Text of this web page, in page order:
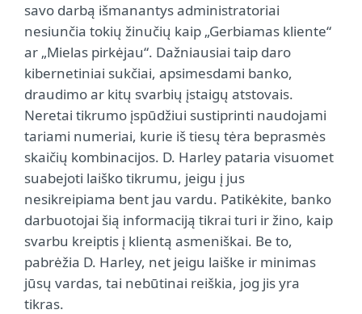
savo darbą išmanantys administratoriai
nesiunčia tokių žinučių kaip „Gerbiamas kliente“
ar „Mielas pirkėjau“. Dažniausiai taip daro
kibernetiniai sukčiai, apsimesdami banko,
draudimo ar kitų svarbių įstaigų atstovais.
Neretai tikrumo įspūdžiui sustiprinti naudojami
tariami numeriai, kurie iš tiesų tėra beprasmės
skaičių kombinacijos. D. Harley pataria visuomet
suabejoti laiško tikrumu, jeigu į jus
nesikreipiama bent jau vardu. Patikėkite, banko
darbuotojai šią informaciją tikrai turi ir žino, kaip
svarbu kreiptis į klientą asmeniškai. Be to,
pabrėžia D. Harley, net jeigu laiške ir minimas
jūsų vardas, tai nebūtinai reiškia, jog jis yra
tikras.